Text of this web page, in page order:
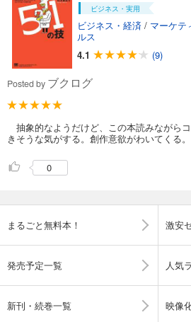
ビジネス・実用
ビジネス・経済 / マーケテ
ルス
4.1
(9)
Posted by ブクログ
抽象的なようだけど、この本読みながら
きそうな気がする。創作意欲がわいてくる。
0
まるごと無料本！ 激安
発売予定一覧 人気
新刊・続巻一覧 映像